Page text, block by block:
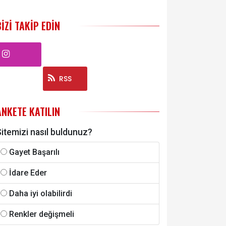
TAKIP EDIN
RSS
KATILIN
nasıl buldunuz?
Gayet Başarılı
İdare Eder
Daha iyi olabilirdi
Renkler değişmeli